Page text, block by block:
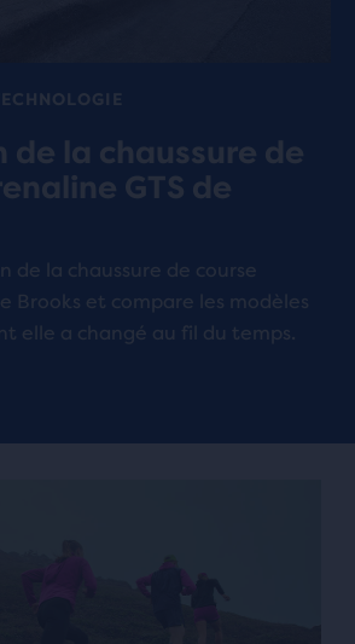
de la chaussure de
GTS de
de la chaussure de course
Brooks et compare les modèles
elle a changé au fil du temps.